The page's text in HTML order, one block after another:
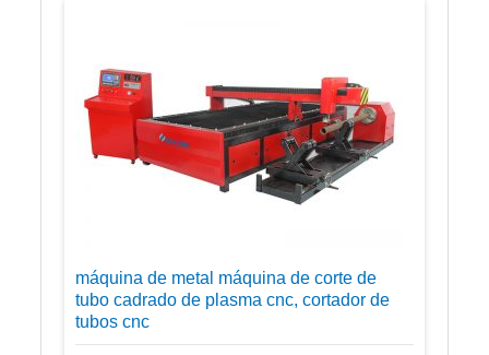
máquina de metal máquina de corte de
tubo cadrado de plasma cnc, cortador de
tubos cnc